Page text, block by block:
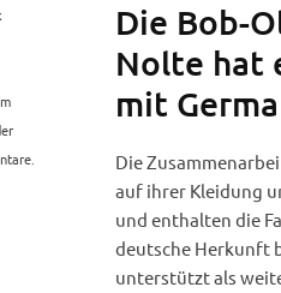
Die Bob-
Nolte hat
mit
Die
auf ihrer Kleidung
und enthalten die
deutsche Herkunft
unterstützt als